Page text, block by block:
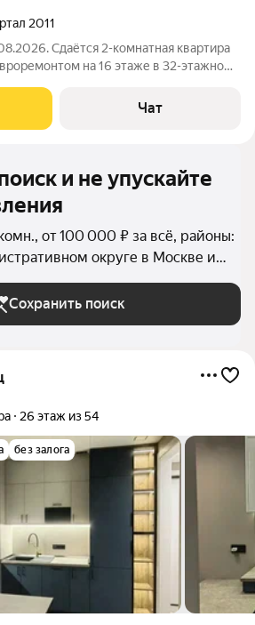
2011
Сдаётся 2-комнатная квартира
на 16 этаже в 32-этажном
Чат
и не упускайте
от 100 000 ₽ за всё, районы:
округе в Москве и
Сохранить поиск
26 этаж из 54
без залога